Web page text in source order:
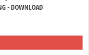
- DOWNLOAD